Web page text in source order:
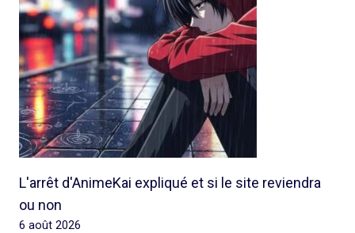
L'arrêt d'AnimeKai expliqué et si le site reviendra
ou non
6 août 2026